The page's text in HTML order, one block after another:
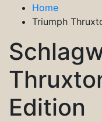
Home
Triumph
Edition